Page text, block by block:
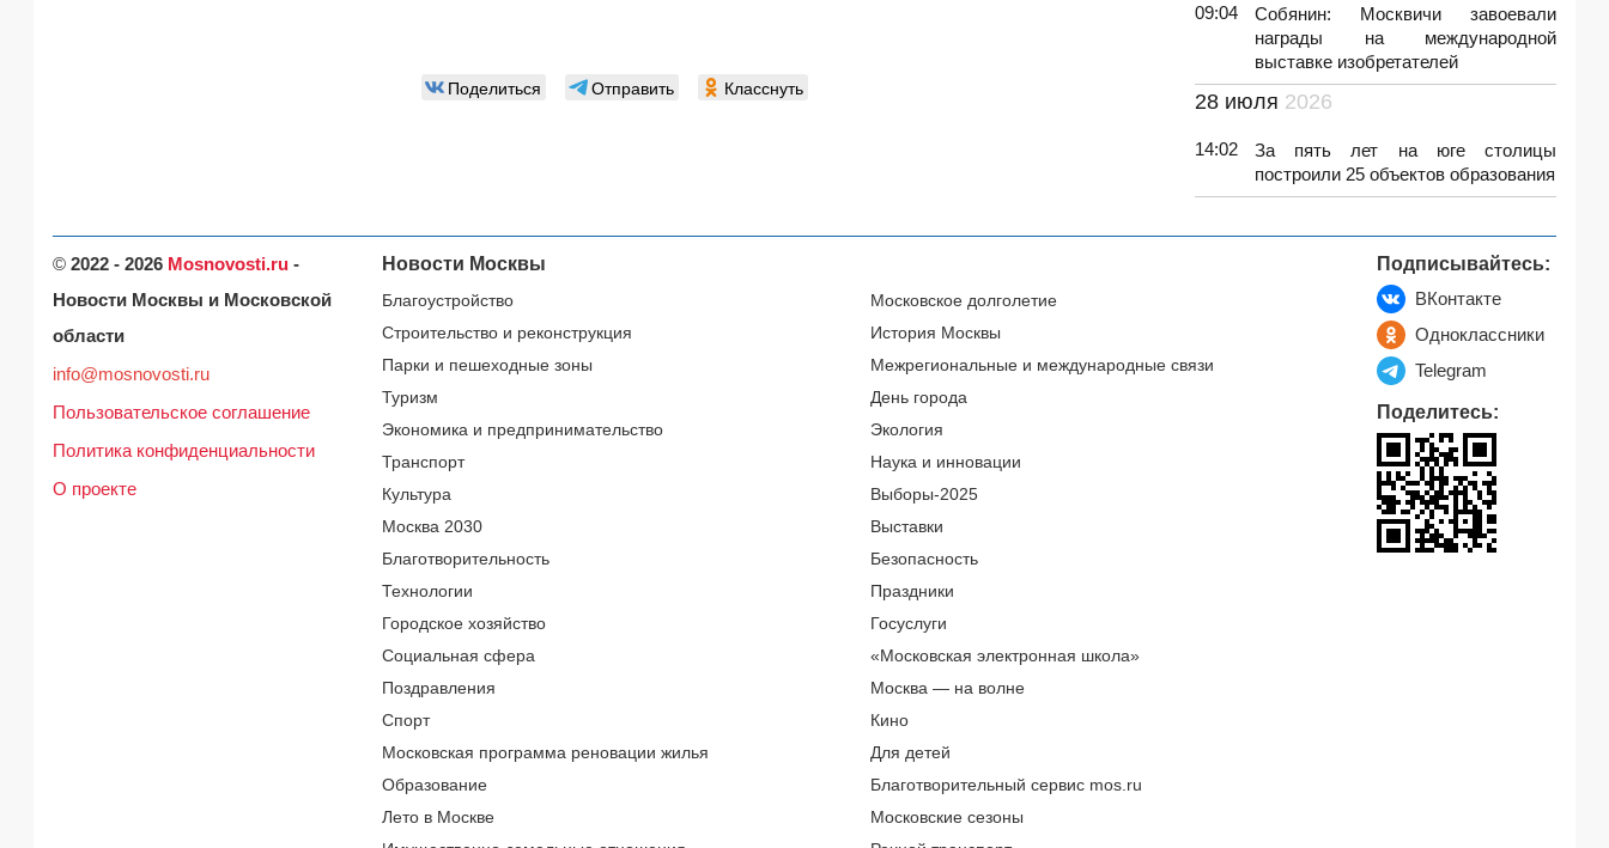
Поделиться Отправить Класснуть
09:04
Собянин: Москвичи завоевали
награды на международной
выставке изобретателей
28 июля 2026
14:02
За пять лет на юге столицы
построили 25 объектов образования
© 2022 - 2026 Mosnovosti.ru -
Новости Москвы и Московской
области
info@mosnovosti.ru
Пользовательское соглашение
Политика конфиденциальности
О проекте
Новости Москвы
Благоустройство
Строительство и реконструкция
Парки и пешеходные зоны
Туризм
Экономика и предпринимательство
Транспорт
Культура
Москва 2030
Благотворительность
Технологии
Городское хозяйство
Социальная сфера
Поздравления
Спорт
Московская программа реновации жилья
Образование
Лето в Москве
Московское долголетие
История Москвы
Межрегиональные и международные связи
День города
Экология
Наука и инновации
Выборы-2025
Выставки
Безопасность
Праздники
Госуслуги
«Московская электронная школа»
Москва — на волне
Кино
Для детей
Благотворительный сервис mos.ru
Московские сезоны
Подписывайтесь:
ВКонтакте
Одноклассники
Telegram
Поделитесь: